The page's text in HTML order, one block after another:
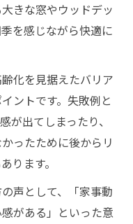
きな窓やウッドデッ
を感じながら快適に
化を見据えたバリア
ントです。失敗例と
が出てしまったり、
ったために後からリ
ります。
声として、「家事動
がある」といった意